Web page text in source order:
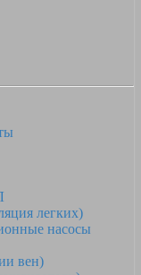
легких)
насосы
вен)